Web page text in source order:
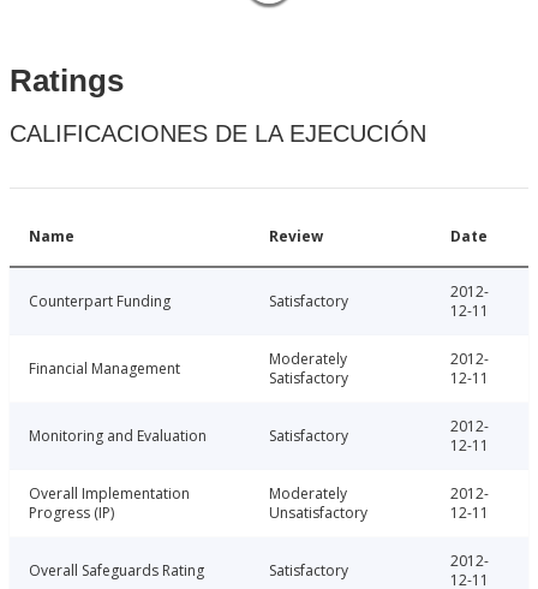
Ratings
CALIFICACIONES DE LA EJECUCIÓN
Name Review Date
Counterpart Funding Satisfactory
2012-
12-11
Financial Management
Moderately
Satisfactory
2012-
12-11
Monitoring and Evaluation Satisfactory
2012-
12-11
Overall Implementation
Progress (IP)
Moderately
Unsatisfactory
2012-
12-11
Overall Safeguards Rating Satisfactory
2012-
12-11